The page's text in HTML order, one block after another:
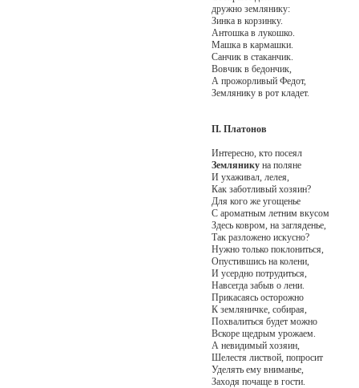
дружно землянику:
Зинка в корзинку.
Антошка в лукошко.
Машка в кармашки.
Санчик в стаканчик.
Вовчик в бедончик,
А прожорливый Федот,
Землянику в рот кладет.
П. Платонов
Интересно, кто посеял
Земляникуна поляне
И ухаживал, лелея,
Как заботливый хозяин?
Для кого же угощенье
С ароматным летним вкусом
Здесь ковром, на загляденье,
Так разложено искусно?
Нужно только поклониться,
Опустившись на колени,
И усердно потрудиться,
Навсегда забыв о лени.
Прикасаясь осторожно
К земляничке, собирая,
Похвалиться будет можно
Вскоре щедрым урожаем.
А невидимый хозяин,
Шелестя листвой, попросит
Уделять ему вниманье,
Заходя почаще в гости.